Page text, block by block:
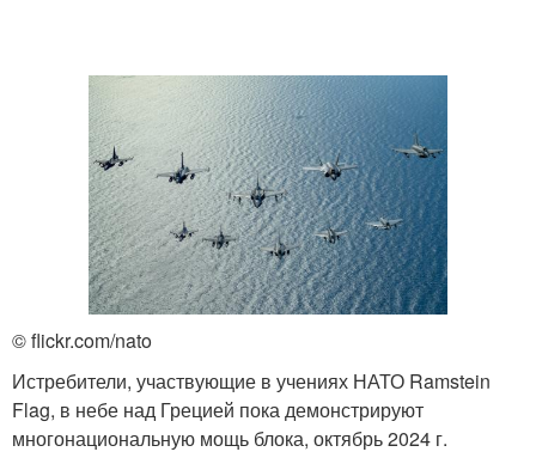
© flickr.com/nato
Истребители, участвующие в учениях НАТО Ramstein
Flag, в небе над Грецией пока демонстрируют
многонациональную мощь блока, октябрь 2024 г.